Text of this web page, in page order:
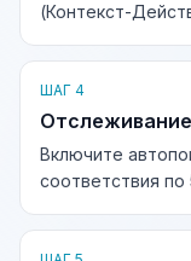
(Контекст-
ШАГ 4
Включите
соответствия